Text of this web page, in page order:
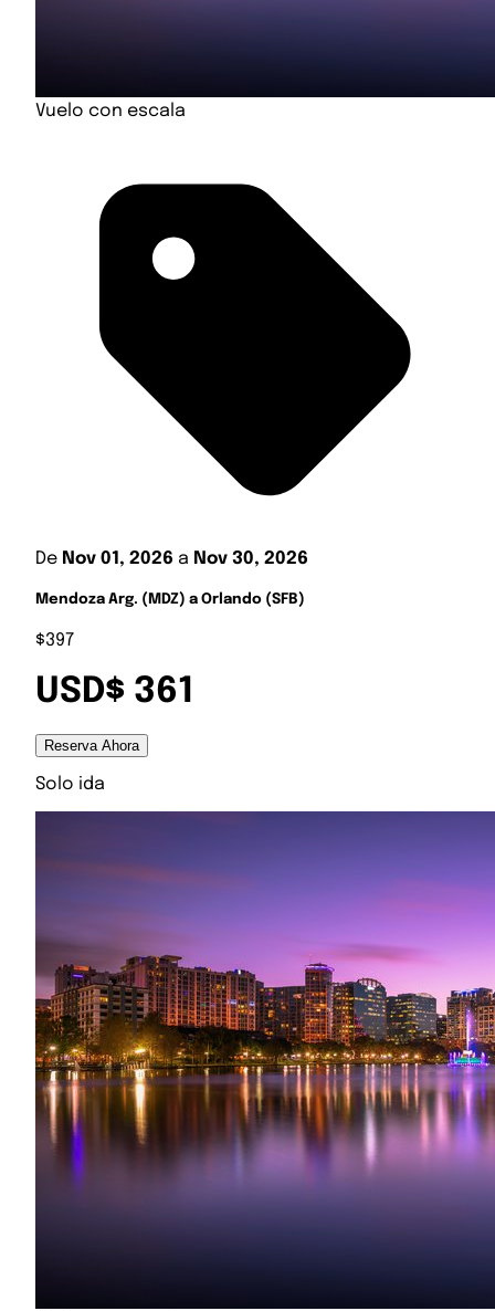
Vuelo con escala
De Nov 01, 2026 a Nov 30, 2026
Mendoza Arg. (MDZ) a Orlando (SFB)
$397
USD$ 361
Reserva Ahora
Solo ida